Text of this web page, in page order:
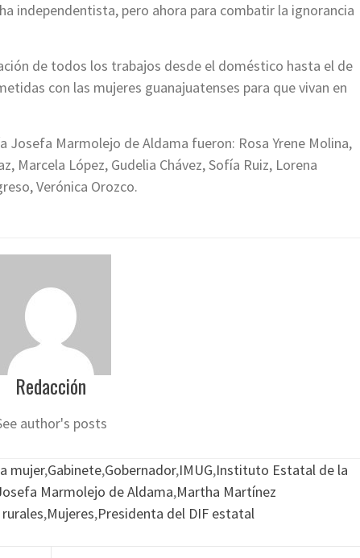
independentista, pero ahora para combatir la ignorancia
de todos los trabajos desde el doméstico hasta el de
con las mujeres guanajuatenses para que vivan en
Josefa Marmolejo de Aldama fueron: Rosa Yrene Molina,
Marcela López, Gudelia Chávez, Sofía Ruiz, Lorena
Verónica Orozco.
Redacción
author's posts
mujer,Gabinete,Gobernador,IMUG,Instituto Estatal de la
Marmolejo de Aldama,Martha Martínez
,Mujeres,Presidenta del DIF estatal